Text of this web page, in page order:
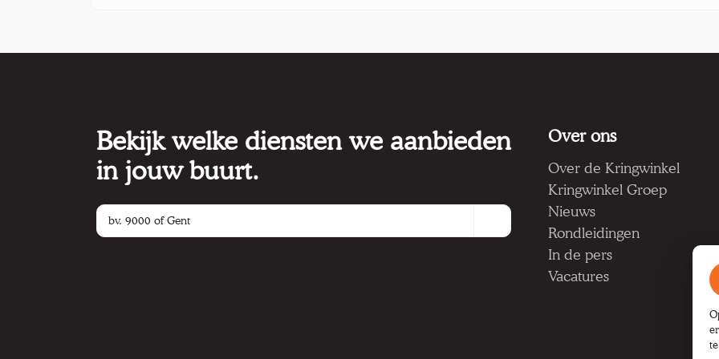
Bekijk welke diensten we aanbieden
in jouw buurt.
Over ons
Over de Kringwinkel
Kringwinkel Groep
Nieuws
Rondleidingen
In de pers
Vacatures